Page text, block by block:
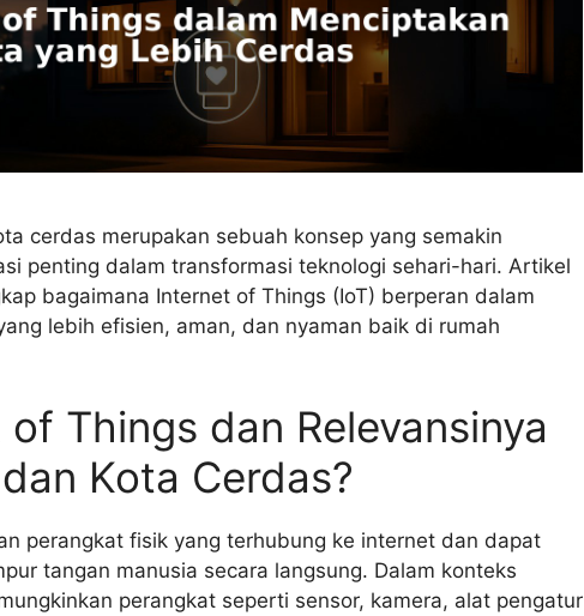
cerdas merupakan sebuah konsep yang semakin
penting dalam transformasi teknologi sehari-hari. Artikel
bagaimana Internet of Things (IoT) berperan dalam
lebih efisien, aman, dan nyaman baik di rumah
Things dan Relevansinya
Kota Cerdas?
perangkat fisik yang terhubung ke internet dan dapat
tangan manusia secara langsung. Dalam konteks
perangkat seperti sensor, kamera, alat pengatur